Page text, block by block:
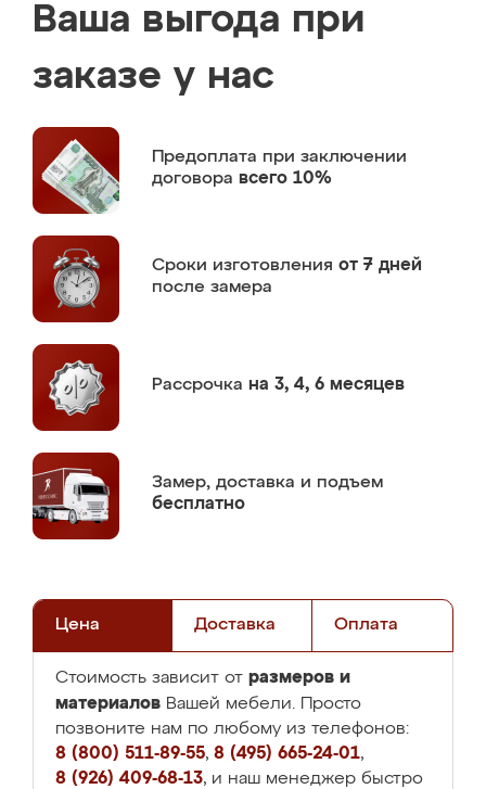
Ваша выгода при
заказе у нас
Предоплата при заключении
договора всего 10%
Сроки изготовления от 7 дней
после замера
Рассрочка на 3, 4, 6 месяцев
Замер, доставка и подъем
бесплатно
Цена Доставка Оплата
Стоимость зависит от размеров и
материалов Вашей мебели. Просто
позвоните нам по любому из телефонов:
8 (800) 511-89-55, 8 (495) 665-24-01,
8 (926) 409-68-13, и наш менеджер быстро